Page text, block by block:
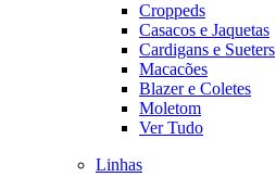
Croppeds
Casacos e Jaquetas
Cardigans e Sueters
Macacões
Blazer e Coletes
Moletom
Ver Tudo
Linhas